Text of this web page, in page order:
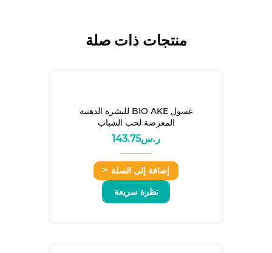
منتجات ذات صلة
غسول BIO AKE للبشرة الدهنية
المعرضة لحب الشباب
ر.س143.75
إضافة إلى السلة
نظرة سريعة